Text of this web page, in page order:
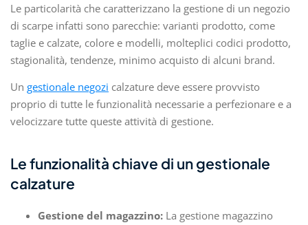
Le particolarità che caratterizzano la gestione di un negozio
di scarpe infatti sono parecchie: varianti prodotto, come
taglie e calzate, colore e modelli, molteplici codici prodotto,
stagionalità, tendenze, minimo acquisto di alcuni brand.
Un gestionale negozi calzature deve essere provvisto
proprio di tutte le funzionalità necessarie a perfezionare e a
velocizzare tutte queste attività di gestione.
Le funzionalità chiave di un gestionale
calzature
Gestione del magazzino: La gestione magazzino